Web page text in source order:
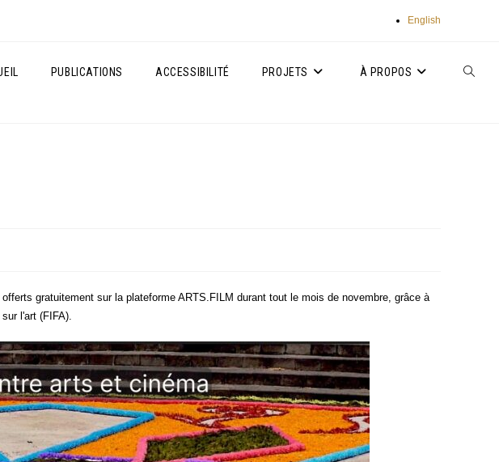
English
PUBLICATIONS ACCESSIBILITÉ PROJETS À PROPOS TOGGLE
gra­tui­te­ment sur la pla­te­forme ARTS.FILM durant tout le mois de novembre, grâce à
l'art (FIFA).